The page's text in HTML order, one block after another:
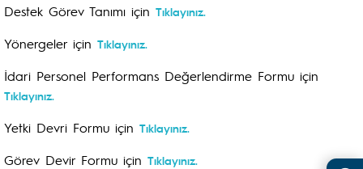
Destek Görev Tanımı için Tıklayınız.
Yönergeler için Tıklayınız.
İdari Personel Performans Değerlendirme Formu için
Tıklayınız.
Yetki Devri Formu için Tıklayınız.
Görev Devir Formu için Tıklayınız.